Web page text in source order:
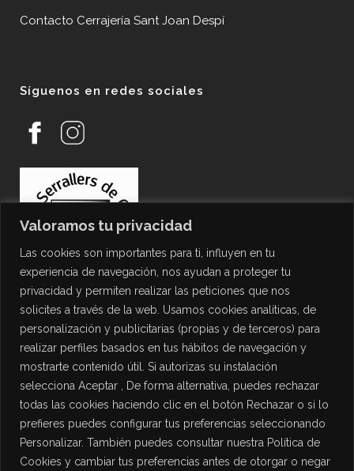
Valoramos tu privacidad
Las cookies son importantes para ti, influyen en tu
experiencia de navegación, nos ayudan a proteger tu
privacidad y permiten realizar las peticiones que nos
solicites a través de la web. Usamos cookies analíticas, de
personalización y publicitarias (propias y de terceros) para
realizar perfiles basados en tus hábitos de navegación y
mostrarte contenido útil. Si autorizas su instalación
selecciona Aceptar , De forma alternativa, puedes rechazar
todas las cookies haciendo clic en el botón Rechazar o si lo
prefieres puedes configurar tus preferencias seleccionando
Personalizar. También puedes consultar nuestra Política de
Cookies y cambiar tus preferencias antes de otorgar o negar
Contacto Cerrajería Sant Joan Despí
Síguenos en redes sociales
PROTECCIÓN DE DATOS
Política de Privacidad
Política de Cookies
Aviso Legal